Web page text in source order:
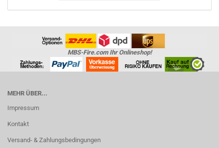
MBS-Fire.com Ihr Onlineshop!
MEHR ÜBER...
Impressum
Kontakt
Versand- & Zahlungsbedingungen